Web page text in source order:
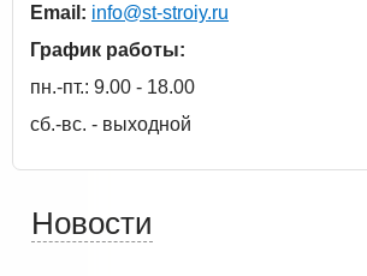
Email: info@st-stroiy.ru
График работы:
пн.-пт.: 9.00 - 18.00
сб.-вс. - выходной
Новости